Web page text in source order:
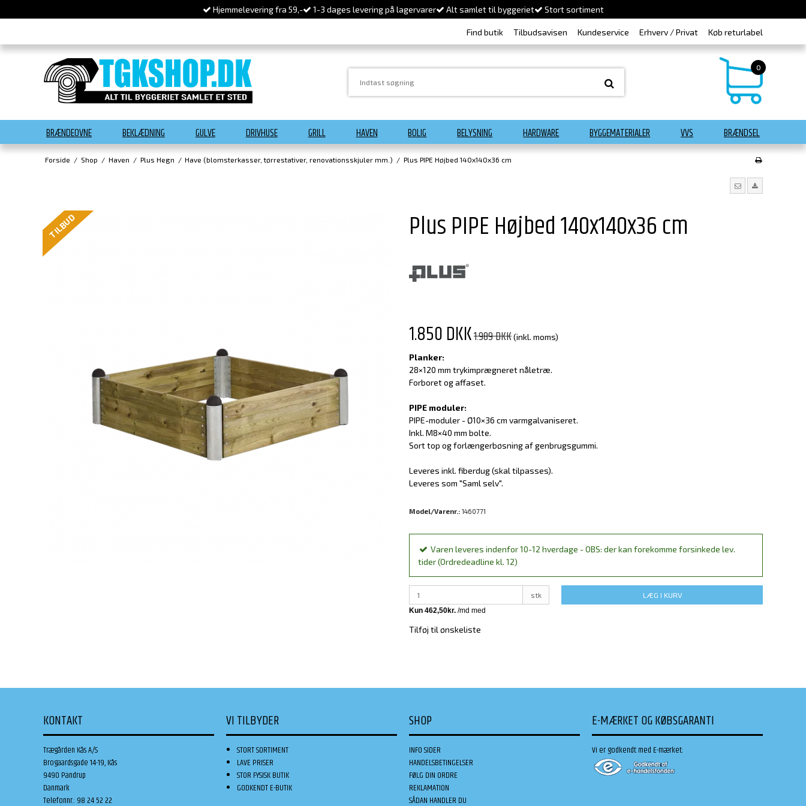
Hjemmelevering fra 59,- 1-3 dages levering på lagervarer Alt samlet til byggeriet Stort sortiment
Find butik Tilbudsavisen Kundeservice Erhverv / Privat Køb returlabel
0
BRÆNDEOVNE BEKLÆDNING GULVE DRIVHUSE GRILL HAVEN BOLIG BELYSNING HARDWARE BYGGEMATERIALER VVS BRÆNDSEL
Forside / Shop / Haven / Plus Hegn / Have (blomsterkasser, tørrestativer, renovationsskjuler mm.) / Plus PIPE Højbed 140x140x36 cm
TILBUD Plus PIPE Højbed 140x140x36 cm
1.850 DKK1.989 DKK(inkl. moms)
Planker:
28×120 mm trykimprægneret nåletræ.
Forboret og affaset.
PIPE moduler:
PIPE-moduler - Ø10×36 cm varmgalvaniseret.
Inkl. M8×40 mm bolte.
Sort top og forlængerbøsning af genbrugsgummi.
Leveres inkl. fiberdug (skal tilpasses).
Leveres som "Saml selv".
Model/Varenr.: 1460771
Varen leveres indenfor 10-12 hverdage - OBS: der kan forekomme forsinkede lev.
tider (Ordredeadline kl. 12)
stk LÆG I KURV
Tilføj til ønskeliste
KONTAKT
Trægården Kås A/S
Brogaardsgade 14-19, Kås
9490 Pandrup
Danmark
Telefonnr.: 98 24 52 22
VI TILBYDER
STORT SORTIMENT
LAVE PRISER
STOR FYSISK BUTIK
GODKENDT E-BUTIK
SHOP
INFO SIDER
HANDELSBETINGELSER
FØLG DIN ORDRE
REKLAMATION
SÅDAN HANDLER DU
E-MÆRKET OG KØBSGARANTI
Vi er godkendt med E-mærket: